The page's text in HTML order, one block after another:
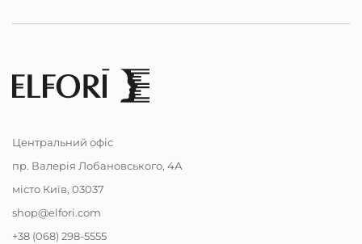
Центральний офіс
пр. Валерія Лобановського, 4А
місто Київ, 03037
shop@elfori.com
+38 (068) 298-5555